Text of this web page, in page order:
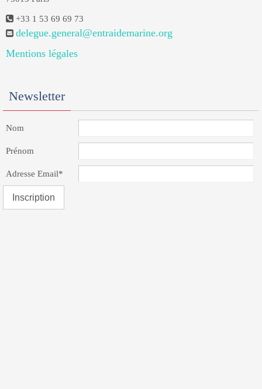
+33 1 53 69 69 73
delegue.general@entraidemarine.org
Mentions légales
Newsletter
Nom
Prénom
Adresse Email*